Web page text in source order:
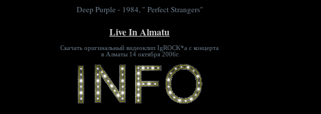
Deep Purple - 1984, " Perfect Strangers"
Live In Almatu
Скачать оригинальный видеоклип IgROCK*a с концерта
в Алматы 14 октября 2006г.